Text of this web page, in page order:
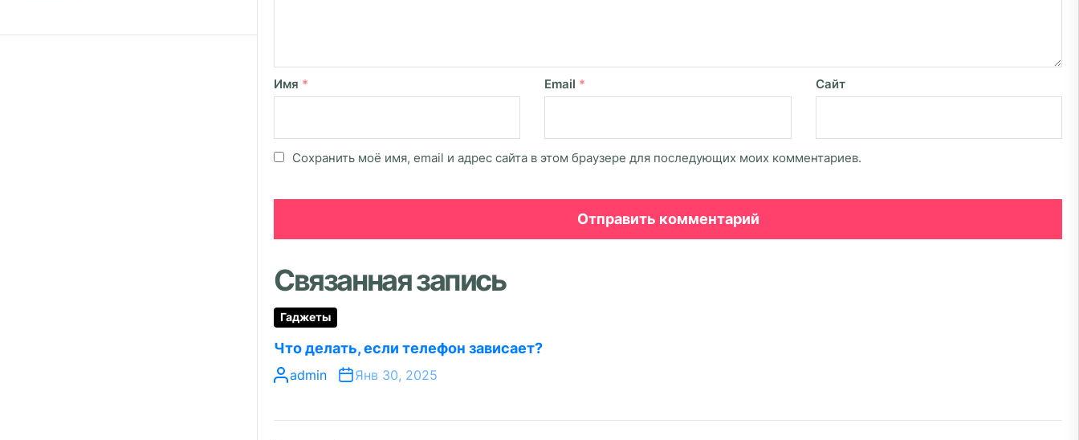
Имя * Email * Сайт
Сохранить моё имя, email и адрес сайта в этом браузере для последующих моих комментариев.
Связанная запись
Гаджеты
Что делать, если телефон зависает?
admin Янв 30, 2025